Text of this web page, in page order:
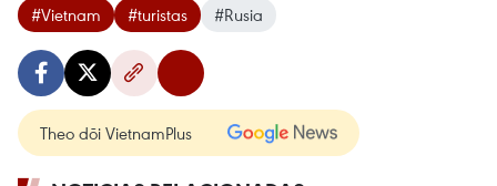
#Vietnam #turistas #Rusia
Theo dõi VietnamPlus